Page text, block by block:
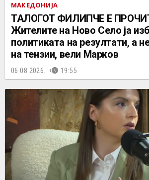
МАКЕДОНИЈА
ТАЛОГОТ ФИЛИПЧЕ Е
Жителите на Ново Село ја
политиката на резултати, а
на тензии, вели Марков
06.08.2026. 19:55